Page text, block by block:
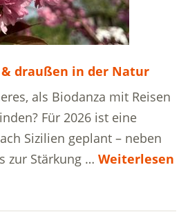
& draußen in der Natur
als Biodanza mit Reisen
Für 2026 ist eine
Sizilien geplant – neben
zur Stärkung … Weiterlesen